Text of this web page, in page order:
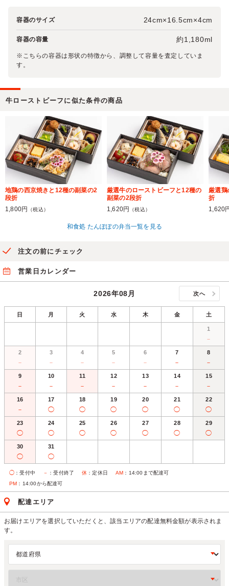
容器のサイズ 24cm×16.5cm×4cm
容器の容量 約1,180ml
※こちらの容器は形状の特徴から、調整して容量を査定していま
す。
牛ローストビーフに似た条件の商品
地鶏の西京焼きと12種の副菜の2
段折
1,800円
（税込）
厳選牛のローストビーフと12種の
副菜の2段折
1,620円
（税込）
厳選
折
1,620
和食処 たんぽぽの弁当一覧を見る
注文の前にチェック
営業日カレンダー
2026年08月 次へ
日 月 火 水 木 金 土
1
－
2
－
3
－
4
－
5
－
6
－
7
－
8
－
9
－
10
－
11
－
12
－
13
－
14
－
15
－
16
－
17
◯
18
◯
19
◯
20
◯
21
◯
22
◯
23
◯
24
◯
25
◯
26
◯
27
◯
28
◯
29
◯
30
◯
31
◯
◯ ：受付中 － ：受付終了 休 ：定休日 AM ：14:00まで配達可
PM ：14:00から配達可
配達エリア
お届けエリアを選択していただくと、該当エリアの配達無料金額が表示されま
す。